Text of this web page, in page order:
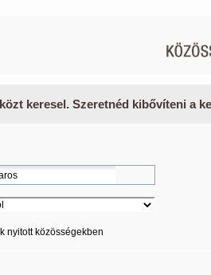
keresel. Szeretnéd kibővíteni a
nyitott közösségekben